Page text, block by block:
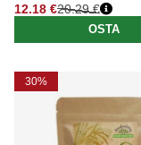
12.18 €
Normaali hinta
20.29 €
OSTA
30%